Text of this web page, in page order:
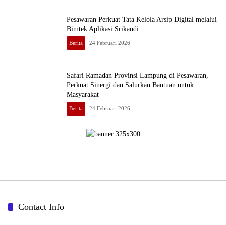
Pesawaran Perkuat Tata Kelola Arsip Digital melalui
Bimtek Aplikasi Srikandi
Berita 24 Februari 2026
Safari Ramadan Provinsi Lampung di Pesawaran,
Perkuat Sinergi dan Salurkan Bantuan untuk
Masyarakat
Berita 24 Februari 2026
Contact Info